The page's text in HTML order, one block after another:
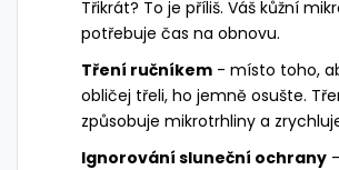
Třikrát? To je příliš. Váš kůžní
potřebuje čas na obnovu.
Tření ručníkem - místo toho,
obličej třeli, ho jemně osušte.
způsobuje mikrotrhliny a
Ignorování sluneční ochrany